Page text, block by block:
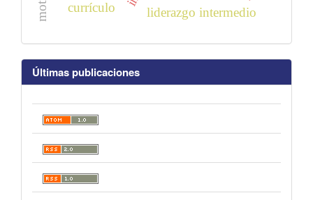
liderazgo intermedio
currículo
Últimas publicaciones